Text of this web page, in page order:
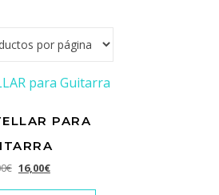
PARA
€ El precio original era: 20,00€.
16,00€El precio actual es: 16,00€.